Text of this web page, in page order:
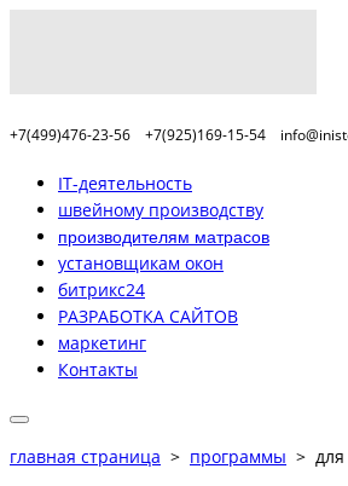
+7(499)476-23-56 +7(925)169-15-54
IT-деятельность
швейному производству
производителям матрасов
установщикам окон
битрикс24
РАЗРАБОТКА САЙТОВ
маркетинг
Контакты
главная страница > программы >